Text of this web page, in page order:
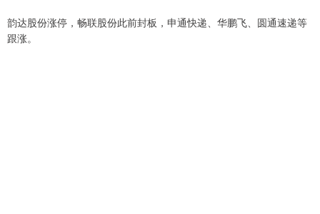
韵达股份涨停，畅联股份此前封板，申通快递、华鹏飞、圆通速递等
跟涨。